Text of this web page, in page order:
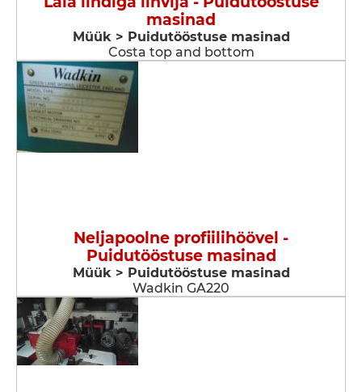
masinad
Müük > Puidutööstuse masinad
Costa top and bottom
Neljapoolne profiilihöövel -
Puidutööstuse masinad
Müük > Puidutööstuse masinad
Wadkin GA220